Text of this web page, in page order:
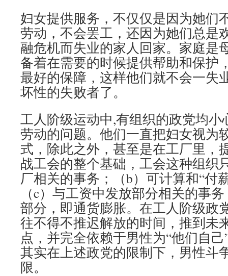
妇女提供服务，不仅仅是因为她们
劳动，不会罢工，还因为她们总是
融危机而失业的家人回家。家庭是
备着在需要的时候提供帮助和保护
最好的保障，这样他们就不会一失
坏性的失败者了。
工人阶级运动中,有组织的政党均
劳动的问题。他们一直把妇女视为
式，除此之外，甚至是在工厂里，
战工会的整个基础，工会这种组织
厂相关的事务；（b）可计算和“付
（c）与工资中发放部分相关的事
部分，即通货膨胀。在工人阶级政
往不得不推迟解放的时间，推到未
点，并完全依赖于男性为“他们自
其实在上述政党的限制下，男性斗
限。